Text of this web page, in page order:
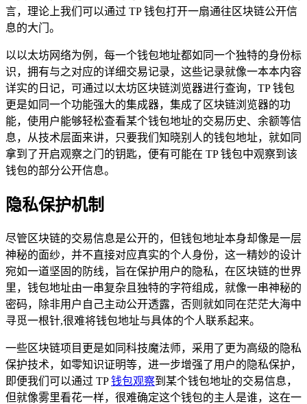
言，理论上我们可以通过 TP 钱包打开一扇通往区块链公开信
息的大门。
以以太坊网络为例，每一个钱包地址都如同一个独特的身份标
识，拥有与之对应的详细交易记录，这些记录就像一本本内容
详实的日记，可通过以太坊区块链浏览器进行查询，TP 钱包
更是如同一个功能强大的集成器，集成了区块链浏览器的功
能，使用户能够轻松查看某个钱包地址的交易历史、余额等信
息，从技术层面来讲，只要我们知晓别人的钱包地址，就如同
拿到了开启观察之门的钥匙，便有可能在 TP 钱包中观察到该
钱包的部分公开信息。
隐私保护机制
尽管区块链的交易信息是公开的，但钱包地址本身却像是一层
神秘的面纱，并不直接对应真实的个人身份，这一精妙的设计
宛如一道坚固的防线，旨在保护用户的隐私，在区块链的世界
里，钱包地址由一串复杂且独特的字符组成，就像一串神秘的
密码，除非用户自己主动公开透露，否则就如同在茫茫大海中
寻觅一根针,很难将钱包地址与具体的个人联系起来。
一些区块链项目更是如同科技魔法师，采用了更为高级的隐私
保护技术，如零知识证明等，进一步增强了用户的隐私保护，
即便我们可以通过 TP钱包观察到某个钱包地址的交易信息，
但就像雾里看花一样，很难确定这个钱包的主人是谁，这在一